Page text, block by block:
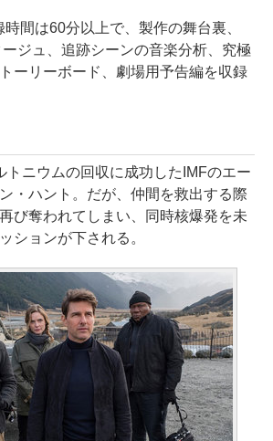
間は60分以上で、製作の舞台裏、
ジュ、追跡シーンの音楽分析、究極
ーリーボード、劇場用予告編を収録
トニウムの回収に成功したIMFのエー
・ハント。だが、仲間を救出する際
び奪われてしまい、同時核爆発を未
ションが下される。